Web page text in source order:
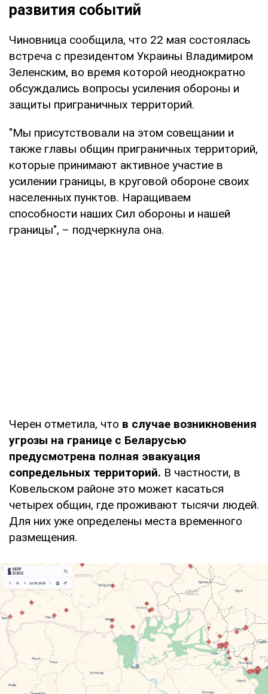
развития событий
Чиновница сообщила, что 22 мая состоялась
встреча с президентом Украины Владимиром
Зеленским, во время которой неоднократно
обсуждались вопросы усиления обороны и
защиты приграничных территорий.
"Мы присутствовали на этом совещании и
также главы общин приграничных территорий,
которые принимают активное участие в
усилении границы, в круговой обороне своих
населенных пунктов. Наращиваем
способности наших Сил обороны и нашей
границы", – подчеркнула она.
Черен отметила, что в случае возникновения
угрозы на границе с Беларусью
предусмотрена полная эвакуация
сопредельных территорий. В частности, в
Ковельском районе это может касаться
четырех общин, где проживают тысячи людей.
Для них уже определены места временного
размещения.